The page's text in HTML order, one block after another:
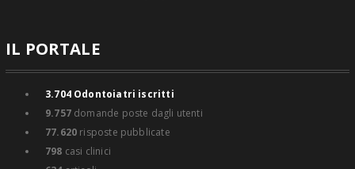
IL PORTALE
3.704Odontoiatri iscritti
9.757domande poste dagli utenti
77.620 risposte pubblicate
798 casi clinici